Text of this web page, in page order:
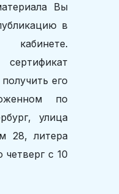
Вы
в
его
по
улица
28, литера
с 10